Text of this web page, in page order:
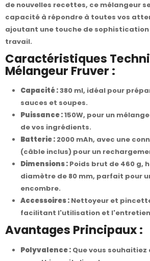
de nouvelles recettes, ce mélangeur
capacité à répondre à toutes vos
ajoutant une touche de
travail.
Caractéristiques
Mélangeur Fruver :
Capacité :380 ml, idéal pour
sauces et soupes.
Puissance :150W, pour un
de vos ingrédients.
Batterie : 2000 mAh, avec une
(câble inclus) pour un
Dimensions : Poids brut de 460 g,
diamètre de 80 mm, parfait pour
encombre.
Accessoires : Nettoyeur et
facilitant l'utilisation et
Avantages Principaux :
Polyvalence : Que vous